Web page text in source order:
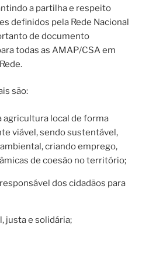
a partilha e respeito
definidos pela Rede Nacional
de documento
todas as AMAP/CSA em
são:
agricultura local de forma
viável, sendo sustentável,
criando emprego,
de coesão no território;
dos cidadãos para
justa e solidária;